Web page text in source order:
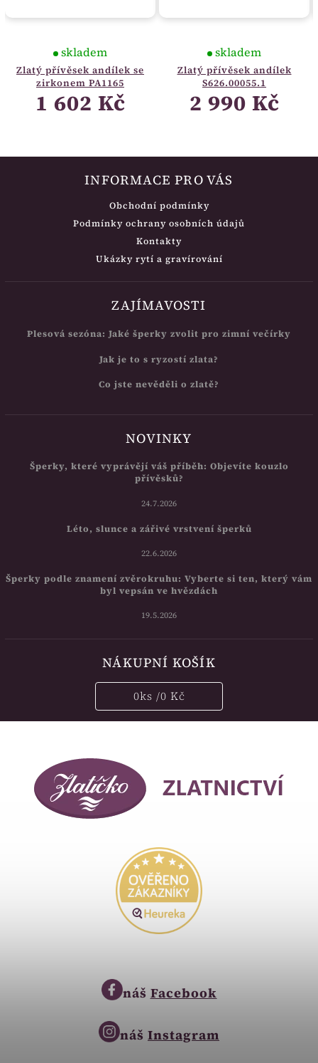
Zlatý přívěsek andílek se
zirkonem PA1165
skladem
1 602 Kč
Zlatý přívěsek andílek
S626.00055.1
skladem
2 990 Kč
INFORMACE PRO VÁS
Obchodní podmínky
Podmínky ochrany osobních údajů
Kontakty
Ukázky rytí a gravírování
ZAJÍMAVOSTI
Plesová sezóna: Jaké šperky zvolit pro zimní večírky
Jak je to s ryzostí zlata?
Co jste nevěděli o zlatě?
NOVINKY
Šperky, které vyprávějí váš příběh: Objevíte kouzlo
přívěsků?
24.7.2026
Léto, slunce a zářivé vrstvení šperků
22.6.2026
Šperky podle znamení zvěrokruhu: Vyberte si ten, který vám
byl vepsán ve hvězdách
19.5.2026
NÁKUPNÍ KOŠÍK
0ks /0 Kč
náš Facebook
náš Instagram